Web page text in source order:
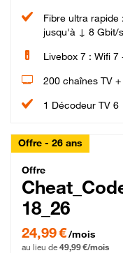
Fibre ultra rapide :
jusqu'à ↓ 8 Gbit/
Livebox 7 : Wifi 7
200 chaînes TV +
1 Décodeur TV 6
Offre - 26 ans
Cheat_Code
Offre
18_26
24,99 € par mois pendant
24,99 €/mois
au lieu de 49,99 €/mois